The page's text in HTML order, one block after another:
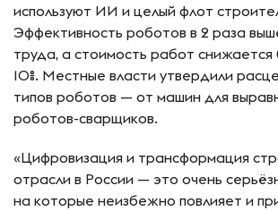
используют ИИ и целый флот
Эффективность роботов в 2 раза
труда, а стоимость работ
10%. Местные власти утвердили
типов роботов — от машин для
роботов-сварщиков.
«Цифровизация и трансформация
отрасли в России — это очень
на которые неизбежно повлияет и